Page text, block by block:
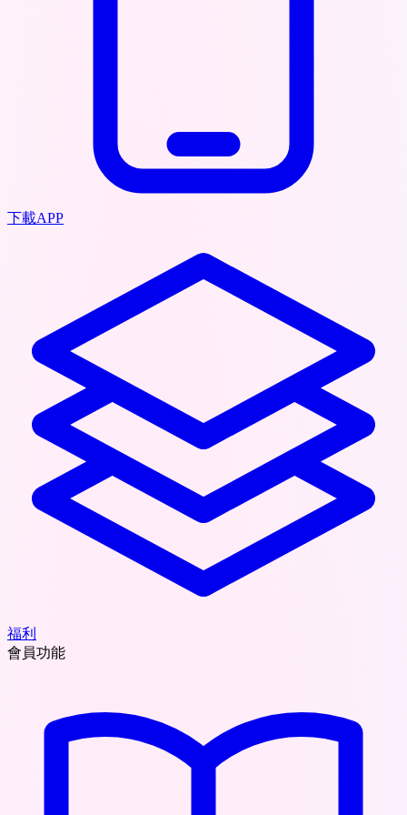
下載APP
福利
會員功能